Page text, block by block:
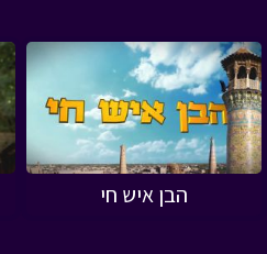
הבן איש חי